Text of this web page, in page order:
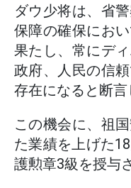
ダウ少将は、省
保障の確保にお
果たし、常にデ
政府、人民の信
存在になると断言
この機会に、祖
た業績を上げた
護勲章3級を授与